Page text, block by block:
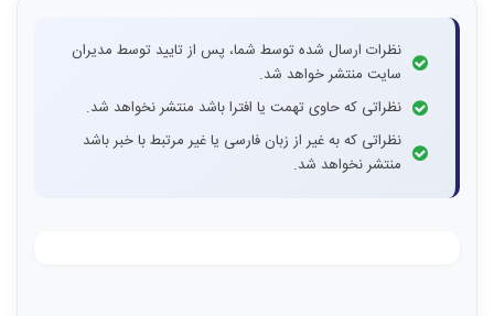
نظرات ارسال شده توسط شما، پس از تایید توسط مدیران
سایت منتشر خواهد شد.
نظراتی که حاوی تهمت یا افترا باشد منتشر نخواهد شد.
نظراتی که به غیر از زبان فارسی یا غیر مرتبط با خبر باشد
منتشر نخواهد شد.